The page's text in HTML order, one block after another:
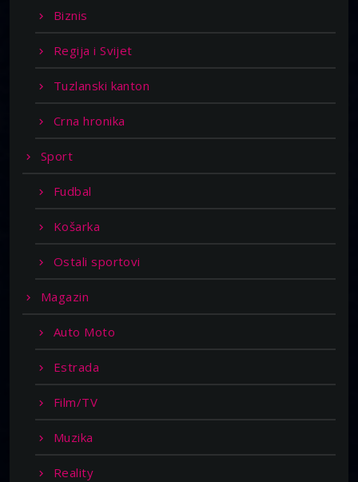
Biznis
Regija i Svijet
Tuzlanski kanton
Crna hronika
Sport
Fudbal
Košarka
Ostali sportovi
Magazin
Auto Moto
Estrada
Film/TV
Muzika
Reality